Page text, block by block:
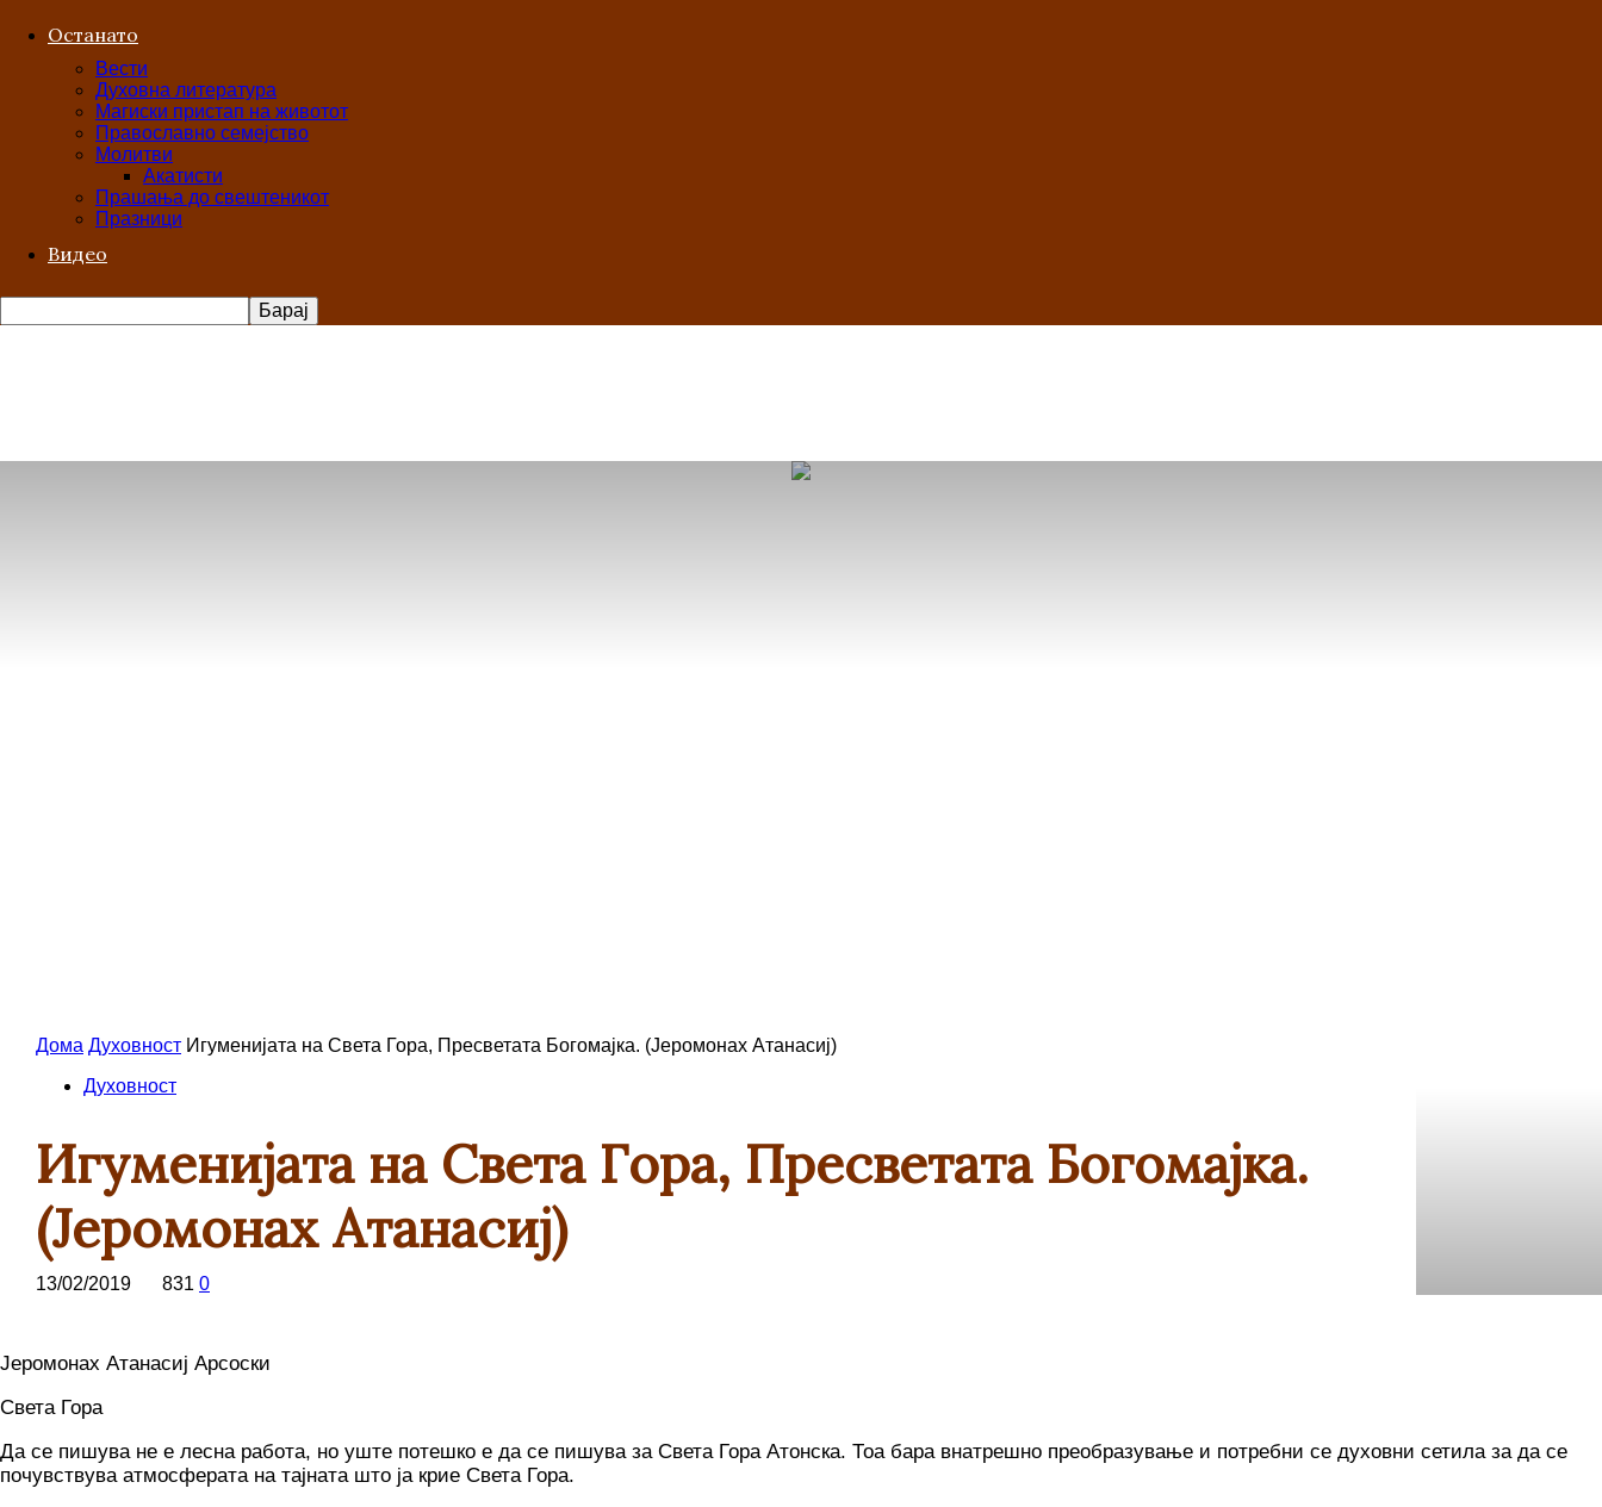
Останато
Вести
Духовна литература
Магиски пристап на животот
Православно семејство
Молитви
Акатисти
Прашања до свештеникот
Празници
Видео
Дома Духовност Игуменијата на Света Гора, Пресветата Богомајка. (Jеромонах Атанасиј)
Духовност
Игуменијата на Света Гора, Пресветата Богомајка.
(Jеромонах Атанасиј)
13/02/2019 831 0
Јеромонах Атанасиј Арсоски
Света Гора
Да се пишува не е лесна работа, но уште потешко е да се пишува за Света Гора Атонска. Тоа бара внатрешно преобразување и потребни се духовни сетила за да се
почувствува атмосферата на тајната што ја крие Света Гора.